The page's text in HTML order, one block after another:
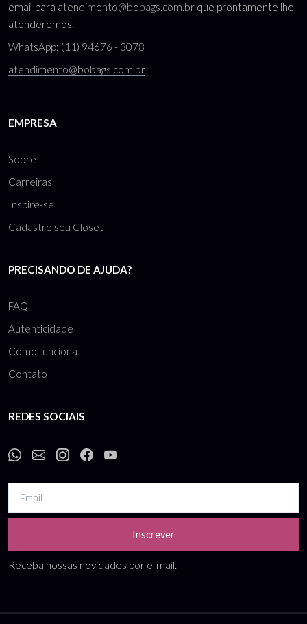
email para atendimento@bobags.com.br que prontamente lhe
atenderemos.
WhatsApp: (11) 94676 - 3078
atendimento@bobags.com.br
EMPRESA
Sobre
Carreiras
Inspire-se
Cadastre seu Closet
PRECISANDO DE AJUDA?
FAQ
Autenticidade
Como funciona
Contato
REDES SOCIAIS
Inscrever
Receba nossas novidades por e-mail.